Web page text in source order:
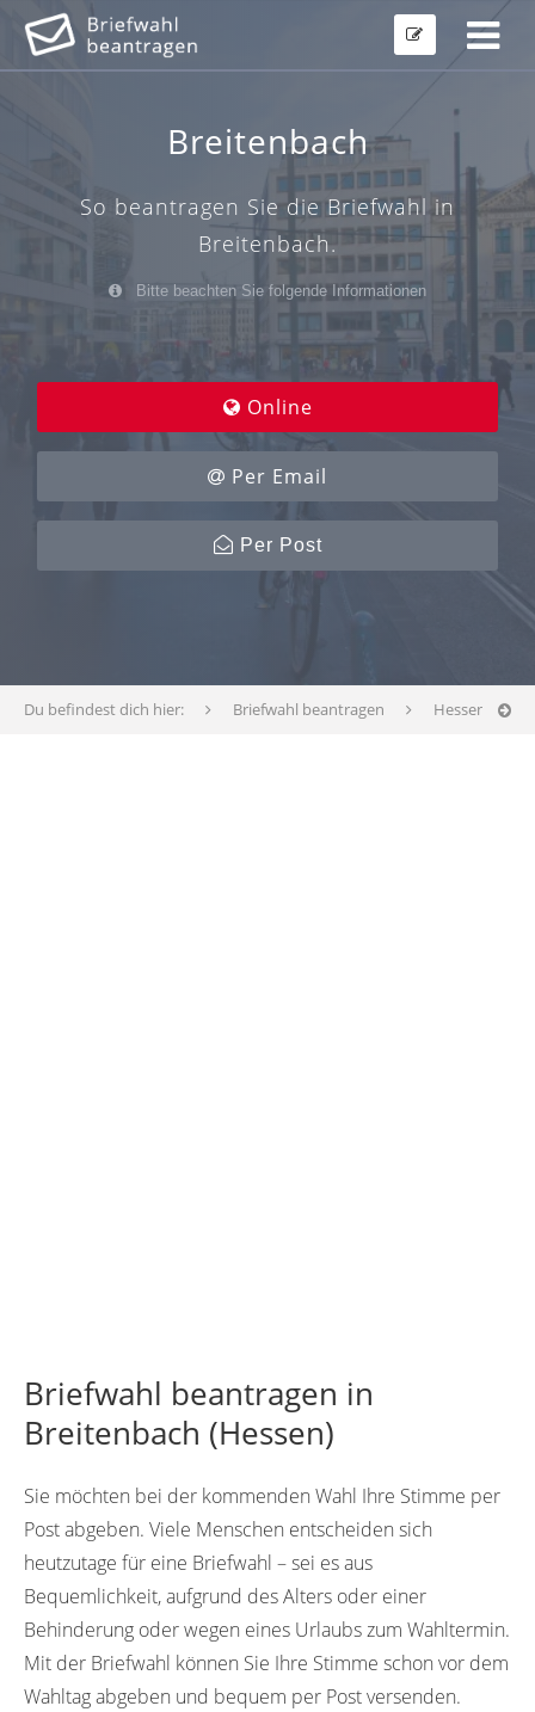
Breitenbach
So beantragen Sie die Briefwahl in
Breitenbach.
Bitte beachten Sie folgende Informationen
Online
Per Email
Per Post
Du befindest dich hier: Briefwahl beantragen Hessen
Briefwahl beantragen in
Breitenbach (Hessen)
Sie möchten bei der kommenden Wahl Ihre Stimme per
Post abgeben. Viele Menschen entscheiden sich
heutzutage für eine Briefwahl – sei es aus
Bequemlichkeit, aufgrund des Alters oder einer
Behinderung oder wegen eines Urlaubs zum Wahltermin.
Mit der Briefwahl können Sie Ihre Stimme schon vor dem
Wahltag abgeben und bequem per Post versenden.